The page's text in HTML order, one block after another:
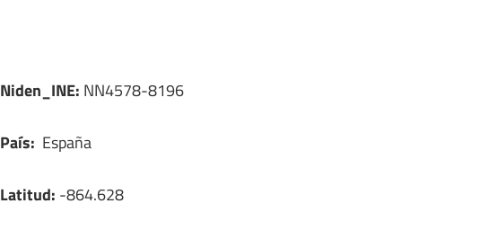
Niden_INE: NN4578-8196
País: España
Latitud: -864.628